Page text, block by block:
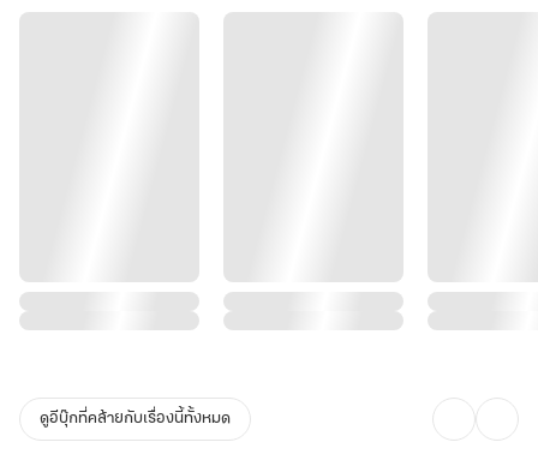
ดูอีบุ๊กที่คล้ายกับเรื่องนี้ทั้งหมด